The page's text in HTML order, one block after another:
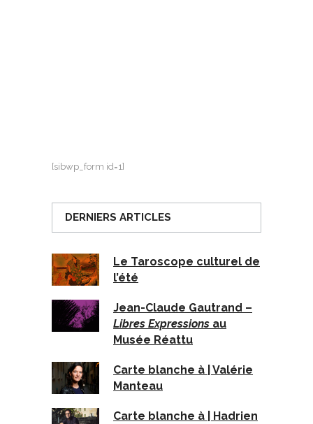
[sibwp_form id=1]
DERNIERS ARTICLES
Le Taroscope culturel de
l’été
Jean-Claude Gautrand –
Libres Expressions au
Musée Réattu
Carte blanche à | Valérie
Manteau
Carte blanche à | Hadrien